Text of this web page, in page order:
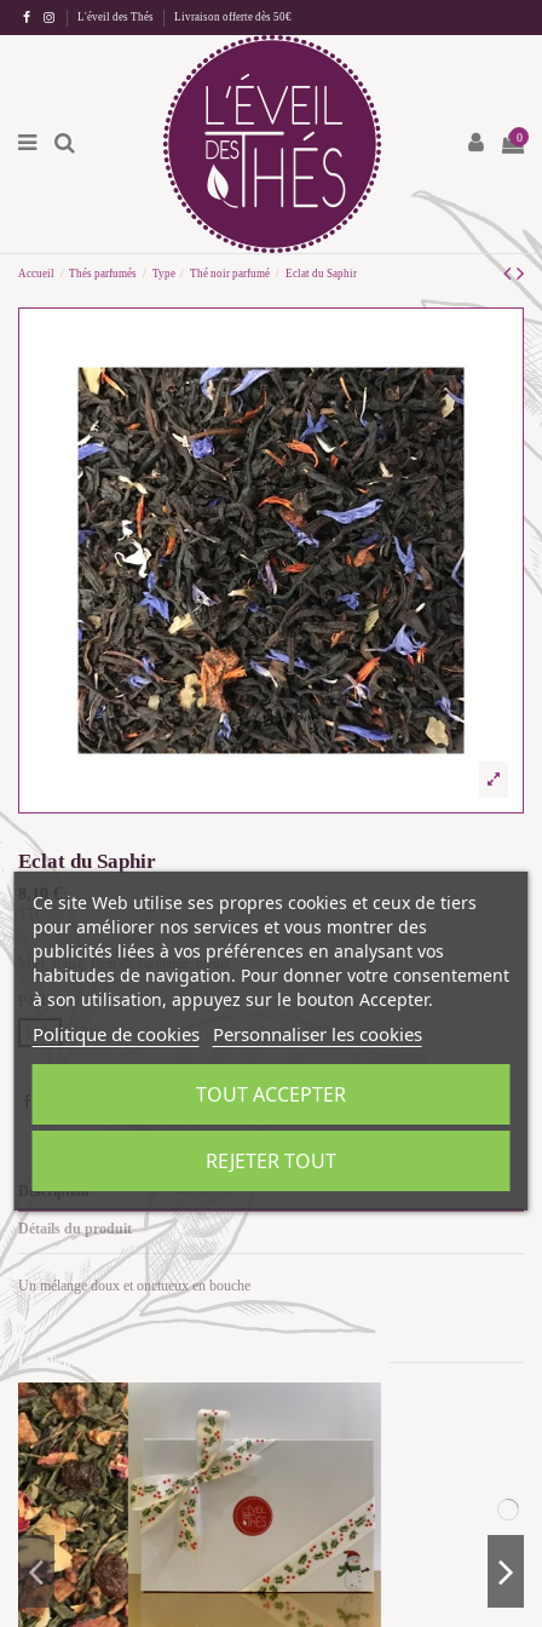
L'éveil des Thés Livraison offerte dès 50€
0
Accueil Thés parfumés Type Thé noir parfumé Eclat du Saphir
Eclat du Saphir
8,10 €
TTC
Miel, fraise, fleur de carthame, bleuet
Poids
100g
200g
Description
Détails du produit
Un mélange doux et onctueux en bouche
Les clients qui ont acheté ce produit ont également acheté...
Ce site Web utilise ses propres cookies et ceux de tiers
pour améliorer nos services et vous montrer des
publicités liées à vos préférences en analysant vos
habitudes de navigation. Pour donner votre consentement
à son utilisation, appuyez sur le bouton Accepter.
Politique de cookies Personnaliser les cookies
REJETER TOUT
TOUT ACCEPTER